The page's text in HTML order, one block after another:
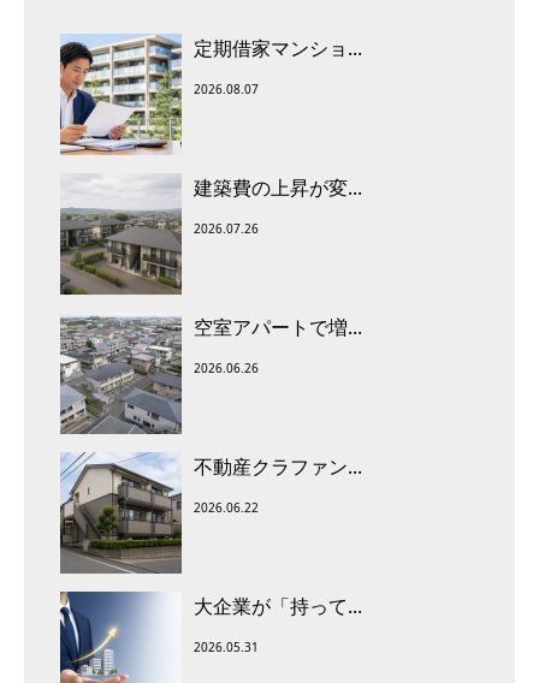
定期借家マンショ...
2026.08.07
建築費の上昇が変...
2026.07.26
空室アパートで増...
2026.06.26
不動産クラファン...
2026.06.22
大企業が「持って...
2026.05.31